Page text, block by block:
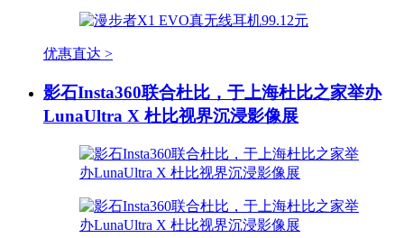
优惠直达 >
影石Insta360联合杜比，于上海杜比之家举办
LunaUltra X 杜比视界沉浸影像展